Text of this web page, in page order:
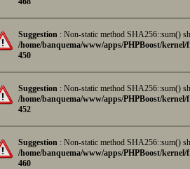
Suggestion : Non-static method SHA256::sum()
/home/banquema/www/apps/PHPBoost/
450
Suggestion : Non-static method SHA256::sum()
/home/banquema/www/apps/PHPBoost/
452
Suggestion : Non-static method SHA256::sum()
/home/banquema/www/apps/PHPBoost/
460